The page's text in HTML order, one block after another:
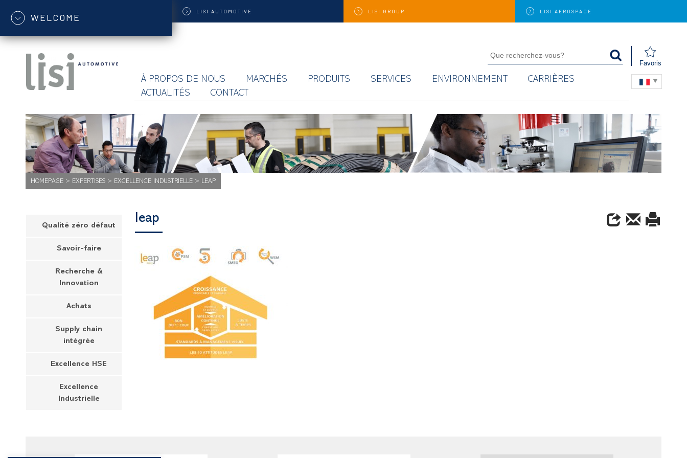
WELCOME
LISI AUTOMOTIVE LISI GROUP LISI AEROSPACE
Favoris
À PROPOS DE NOUS MARCHÉS PRODUITS SERVICES ENVIRONNEMENT
CARRIÈRES
ACTUALITÉS
CONTACT
HOMEPAGE > EXPERTISES > EXCELLENCE INDUSTRIELLE > LEAP
Qualité zéro défaut
Savoir-faire
Recherche &
Innovation
Achats
Supply chain
intégrée
Excellence HSE
Excellence
Industrielle
leap